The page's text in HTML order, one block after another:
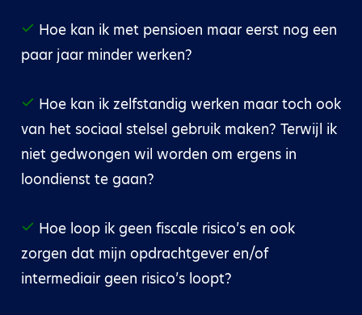
Hoe kan ik met pensioen maar eerst nog een
paar jaar minder werken?
Hoe kan ik zelfstandig werken maar toch ook
van het sociaal stelsel gebruik maken? Terwijl ik
niet gedwongen wil worden om ergens in
loondienst te gaan?
Hoe loop ik geen fiscale risico’s en ook
zorgen dat mijn opdrachtgever en/of
intermediair geen risico’s loopt?